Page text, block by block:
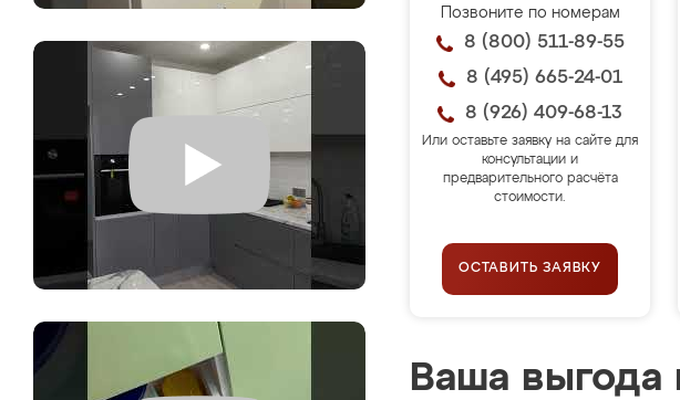
Позвоните по номерам
8 (800) 511-89-55
8 (495) 665-24-01
8 (926) 409-68-13
Или оставьте заявку на сайте для
консультации и
предварительного расчёта
стоимости.
ОСТАВИТЬ ЗАЯВКУ
Ваша выгода